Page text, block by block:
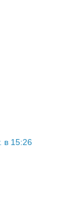
в 15:26